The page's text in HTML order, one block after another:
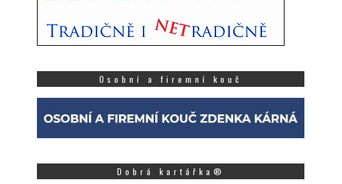
Osobní a firemní kouč
Dobrá kartářka®